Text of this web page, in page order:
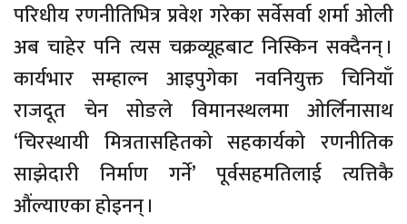
परिधीय रणनीतिभित्र प्रवेश गरेका सर्वेसर्वा शर्मा ओली
अब चाहेर पनि त्यस चक्रव्यूहबाट निस्किन सक्दैनन् ।
कार्यभार सम्हाल्न आइपुगेका नवनियुक्त चिनियाँ
राजदूत चेन सोङले विमानस्थलमा ओर्लिनासाथ
‘चिरस्थायी मित्रतासहितको सहकार्यको रणनीतिक
साझेदारी निर्माण गर्ने’ पूर्वसहमतिलाई त्यत्तिकै
औंल्याएका होइनन् ।